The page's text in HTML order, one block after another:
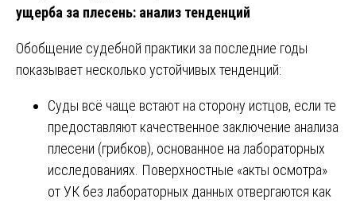
ущерба за плесень: анализ тенденций
Обобщение судебной практики за последние годы
показывает несколько устойчивых тенденций:
Суды всё чаще встают на сторону истцов, если те
предоставляют качественное заключение анализа
плесени (грибков), основанное на лабораторных
исследованиях. Поверхностные «акты осмотра»
от УК без лабораторных данных отвергаются как